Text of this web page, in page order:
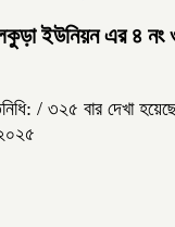
ইউনিয়ন এর ৪ নং
/ ৩২৫ বার দেখা